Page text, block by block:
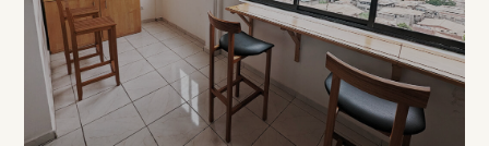
À PARTIR DE 15 000 FCFA / HEURE